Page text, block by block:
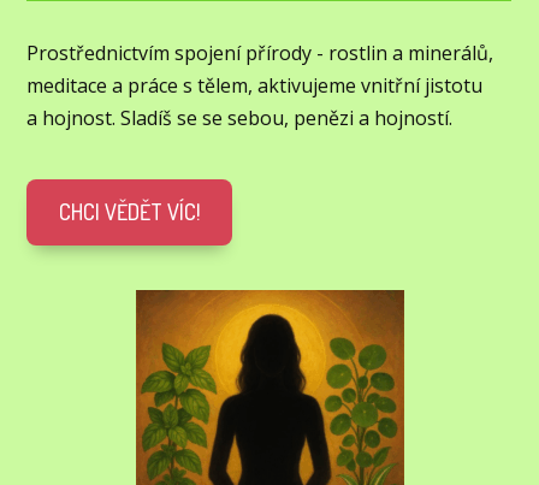
Prostřednictvím spojení přírody - rostlin a minerálů,
meditace a práce s tělem, aktivujeme vnitřní jistotu
a hojnost. Sladíš se se sebou, penězi a hojností.
CHCI VĚDĚT VÍC!